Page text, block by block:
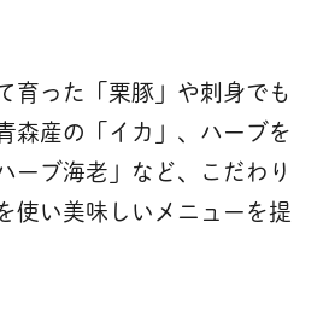
育った「栗豚」や刺身でも
森産の「イカ」、ハーブを
ーブ海老」など、こだわり
使い美味しいメニューを提